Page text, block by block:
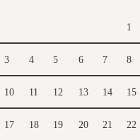
1
3 4 5 6 7 8
10 11 12 13 14 15
17 18 19 20 21 22